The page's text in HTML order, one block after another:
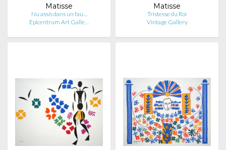
Matisse
Nu assis dans un fau…
Epicentrum Art Galle…
Matisse
Tristesse du Roi
Vintage Gallery